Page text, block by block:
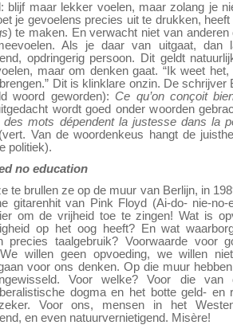
blijf maar lekker voelen, maar zolang je
je gevoelens precies uit te drukken,
) te maken. En verwacht niet van
Als je daar van uitgaat, dan
opdringerig persoon. Dit geldt
maar om denken gaat. “Ik weet
Dit is klinklare onzin. De schrijver
woord geworden): Ce qu’on conçoit
wordt goed onder woorden
des mots dépendent la justesse dans la
(vert. Van de woordenkeus hangt de
politiek).
no education
te brullen ze op de muur van Berlijn, in
gitarenhit van Pink Floyd (Ai-do- nie-no-
om de vrijheid toe te zingen! Wat is
op het oog heeft? En wat
precies taalgebruik? Voorwaarde voor
willen geen opvoeding, we willen
voor ons denken. Op die muur
Voor welke? Voor die van
dogma en het botte geld- en
Voor ons, mensen in het
en even natuurvernietigend. Misère!